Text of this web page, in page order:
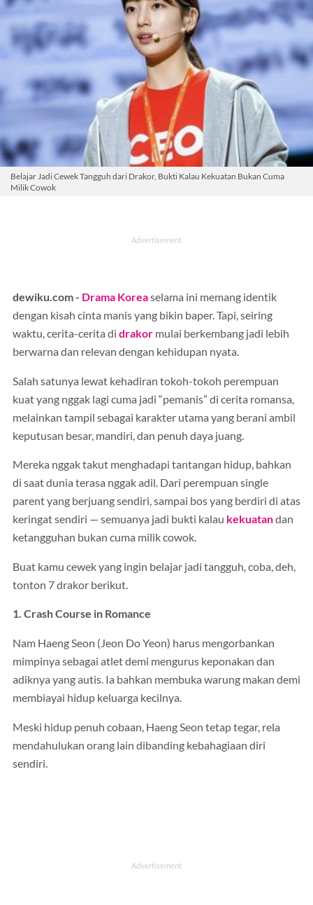
Belajar Jadi Cewek Tangguh dari Drakor, Bukti Kalau Kekuatan Bukan Cuma
Milik Cowok
dewiku.com - Drama Koreaselama ini memang identik
dengan kisah cinta manis yang bikin baper. Tapi, seiring
waktu, cerita-cerita di drakor mulai berkembang jadi lebih
berwarna dan relevan dengan kehidupan nyata.
Salah satunya lewat kehadiran tokoh-tokoh perempuan
kuat yang nggak lagi cuma jadi “pemanis” di cerita romansa,
melainkan tampil sebagai karakter utama yang berani ambil
keputusan besar, mandiri, dan penuh daya juang.
Mereka nggak takut menghadapi tantangan hidup, bahkan
di saat dunia terasa nggak adil. Dari perempuan single
parent yang berjuang sendiri, sampai bos yang berdiri di atas
keringat sendiri — semuanya jadi bukti kalau kekuatandan
ketangguhan bukan cuma milik cowok.
Buat kamu cewek yang ingin belajar jadi tangguh, coba, deh,
tonton 7 drakor berikut.
1. Crash Course in Romance
Nam Haeng Seon (Jeon Do Yeon) harus mengorbankan
mimpinya sebagai atlet demi mengurus keponakan dan
adiknya yang autis. Ia bahkan membuka warung makan demi
membiayai hidup keluarga kecilnya.
Meski hidup penuh cobaan, Haeng Seon tetap tegar, rela
mendahulukan orang lain dibanding kebahagiaan diri
sendiri.